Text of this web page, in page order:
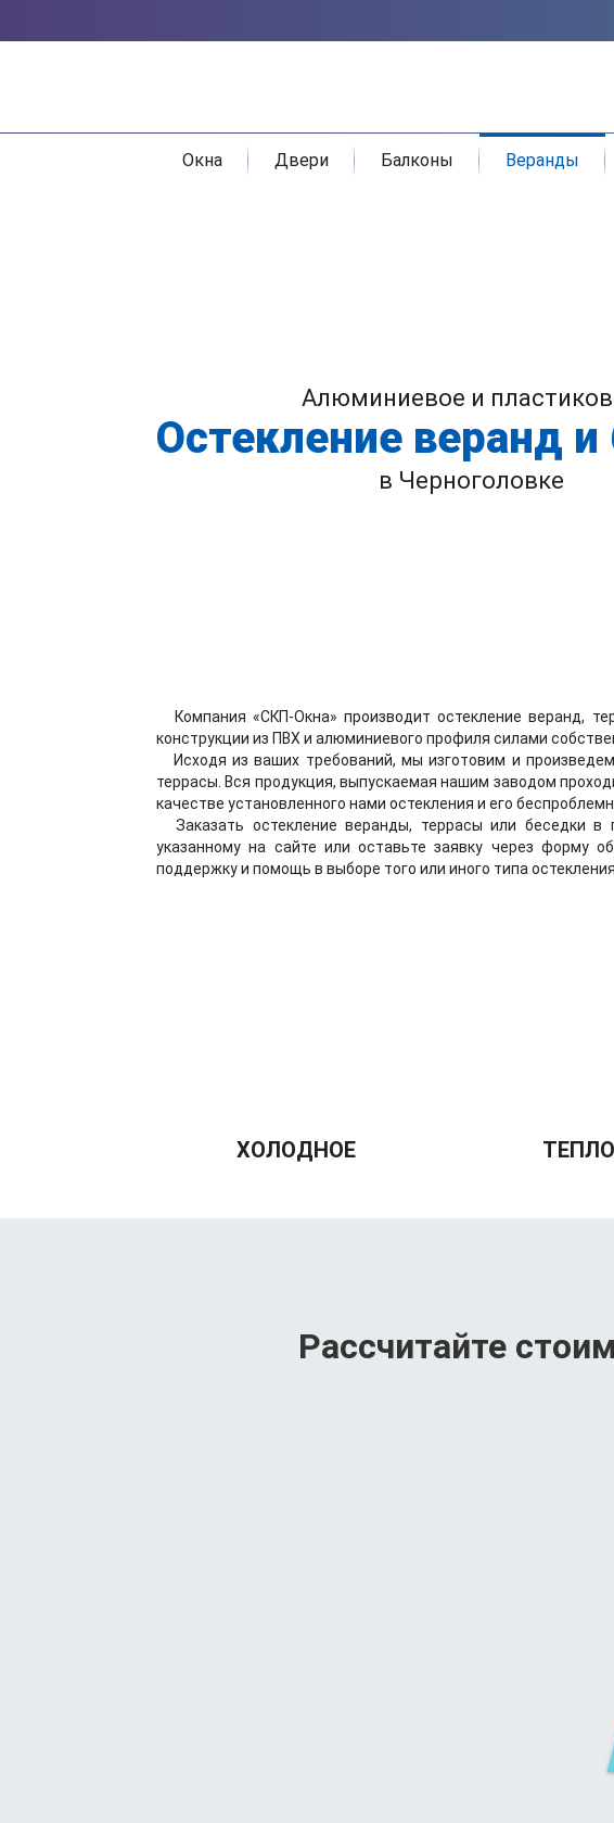
Окна Двери Балконы Веранды
Алюминиевое и
Остекление веранд
в Черноголовке
Компания «СКП-Окна» производит остекление веранд,
конструкции из ПВХ и алюминиевого профиля силами
Исходя из ваших требований, мы изготовим и
террасы. Вся продукция, выпускаемая нашим заводом
качестве установленного нами остекления и его
Заказать остекление веранды, террасы или беседки
указанному на сайте или оставьте заявку через форму
поддержку и помощь в выборе того или иного типа
ХОЛОДНОЕ
Рассчитайте